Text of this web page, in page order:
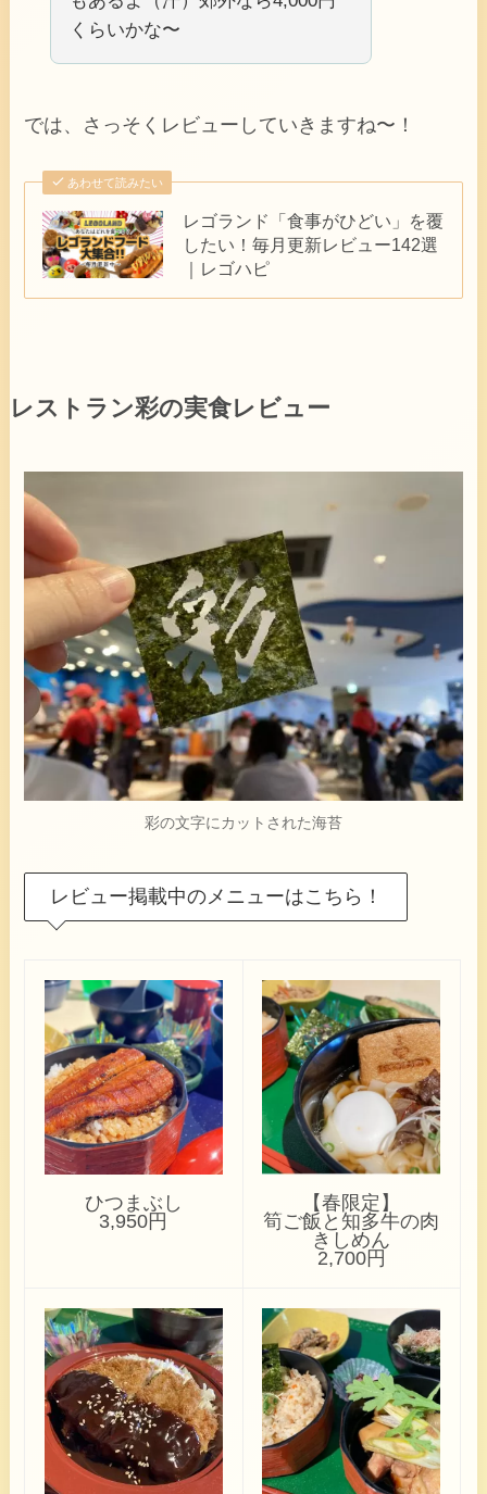
くらいかな〜
では、さっそくレビューしていきますね〜！
あわせて読みたい
レゴランド「食事がひどい」を覆
したい！毎月更新レビュー142選
｜レゴハピ
レストラン彩の実食レビュー
彩の文字にカットされた海苔
レビュー掲載中のメニューはこちら！
ひつまぶし
3,950円
【春限定】
筍ご飯と知多牛の肉
きしめん
2,700円